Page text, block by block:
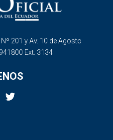
201 y Av. 10 de Agosto
Ext. 3134